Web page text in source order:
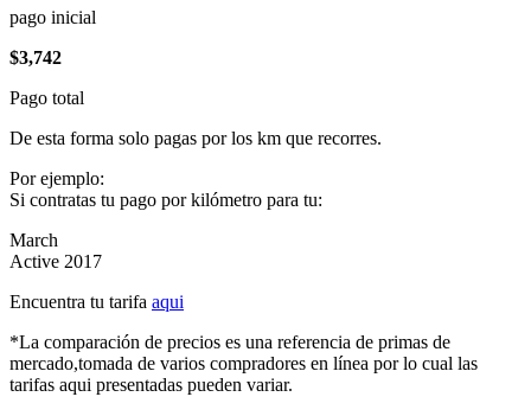
pago inicial
$3,742
Pago total
De esta forma solo pagas por los km que recorres.
Por ejemplo:
Si contratas tu pago por kilómetro para tu:
March
Active 2017
Encuentra tu tarifa aqui
*La comparación de precios es una referencia de primas de
mercado,tomada de varios compradores en línea por lo cual las
tarifas aqui presentadas pueden variar.